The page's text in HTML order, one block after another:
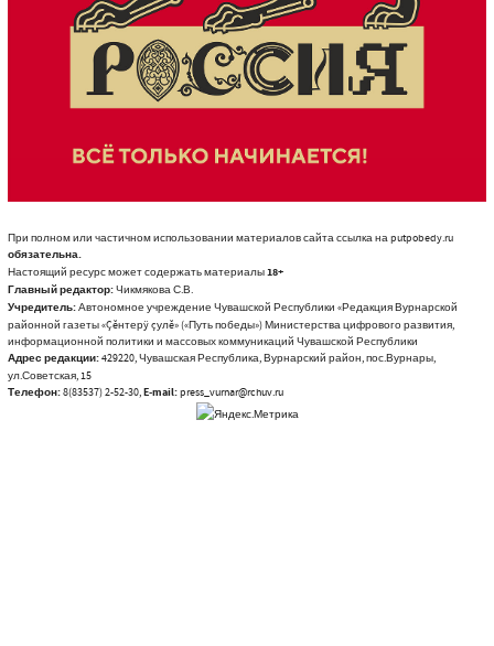
При полном или частичном использовании материалов сайта ссылка на putpobedy.ru
обязательна.
Настоящий ресурс может содержать материалы18+
Главный редактор:Чикмякова С.В.
Учредитель:Автономное учреждение Чувашской Республики «Редакция Вурнарской
районной газеты «Çĕнтерÿ çулĕ» («Путь победы») Министерства цифрового развития,
информационной политики и массовых коммуникаций Чувашской Республики
Адрес редакции:429220, Чувашская Республика, Вурнарский район, пос.Вурнары,
ул.Советская, 15
Телефон:8(83537) 2-52-30,E-mail:press_vurnar@rchuv.ru